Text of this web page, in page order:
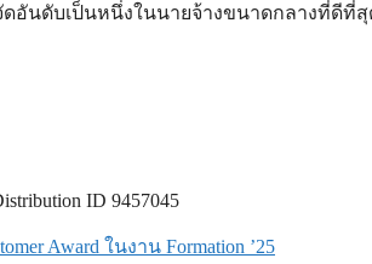
อันดับเป็นหนึ่งในนายจ้างขนาดกลางที่ดีที่สุ
ID 9457045
Award ในงาน Formation ’25